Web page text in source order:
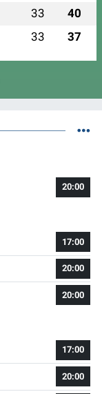
33 40
33 37
20:00
17:00
20:00
20:00
17:00
20:00